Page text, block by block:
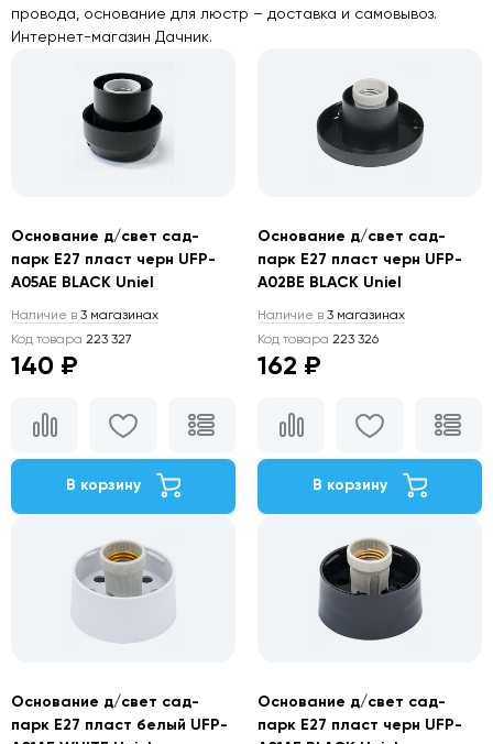
провода, основание для люстр – доставка и самовывоз.
Интернет-магазин Дачник.
Основание д/свет сад-
парк Е27 пласт черн UFP-
A05AE BLACK Uniel
Наличие в 3 магазинах
Код товара 223 327
140 ₽
В корзину
Основание д/свет сад-
парк Е27 пласт черн UFP-
A02BE BLACK Uniel
Наличие в 3 магазинах
Код товара 223 326
162 ₽
В корзину
Основание д/свет сад-
парк Е27 пласт белый UFP-
Основание д/свет сад-
парк Е27 пласт черн UFP-